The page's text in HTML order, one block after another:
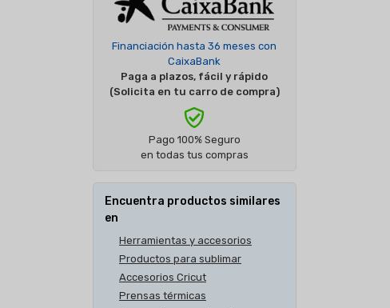
Financiación hasta 36 meses con
CaixaBank
Paga a plazos, fácil y rápido
(Solicita en tu carro de compra)
Pago 100% Seguro
en todas tus compras
Encuentra productos similares
en
Herramientas y accesorios
Productos para sublimar
Accesorios Cricut
Prensas térmicas